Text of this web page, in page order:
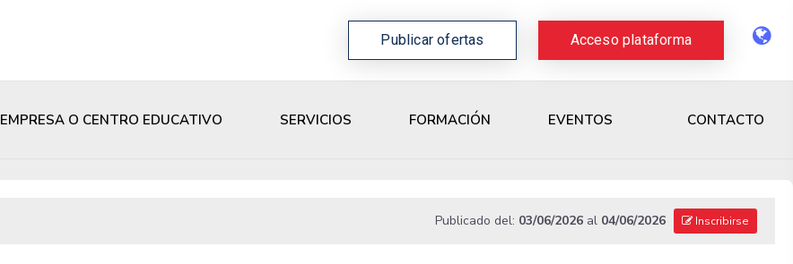
Publicar ofertas Acceso plataforma
EMPRESA O CENTRO EDUCATIVO SERVICIOS FORMACIÓN EVENTOS CONTACTO
Publicado del: 03/06/2026al 04/06/2026 Inscribirse